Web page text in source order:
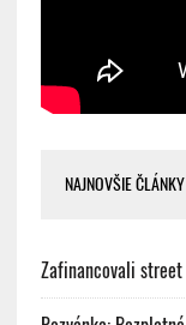
NAJNOVŠIE ČLÁNKY
Zafinancovali